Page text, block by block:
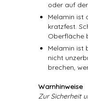
oder auf
Melamin ist
kratzfest.
Oberfläche
Melamin ist
nicht
brechen,
Warnhinweise
Zur Sicherheit